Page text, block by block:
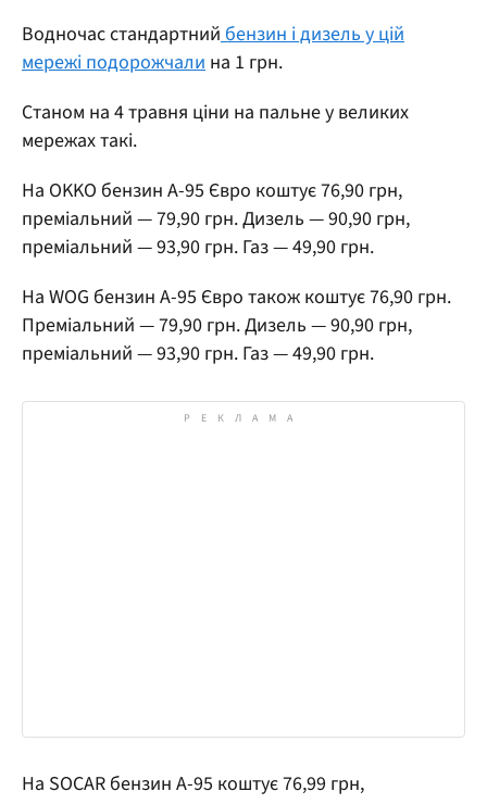
Водночас стандартнийбензин і дизель у цій
мережі подорожчали на 1 грн.
Станом на 4 травня ціни на пальне у великих
мережах такі.
На OKKO бензин А-95 Євро коштує 76,90 грн,
преміальний — 79,90 грн. Дизель — 90,90 грн,
преміальний — 93,90 грн. Газ — 49,90 грн.
На WOG бензин А-95 Євро також коштує 76,90 грн.
Преміальний — 79,90 грн. Дизель — 90,90 грн,
преміальний — 93,90 грн. Газ — 49,90 грн.
На SOCAR бензин А-95 коштує 76,99 грн,